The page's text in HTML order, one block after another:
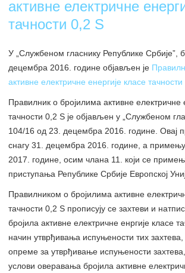
активне електричне
тачности 0,2 S
У „Службеном гласнику Републике Србије”,
децембра 2016. године објављен је
активне електричне енергије класе
Правилник о бројилима активне електричне
тачности 0,2 S је објављен у „Службеном
104/16 од 23. децембра 2016. године. Овај
снагу 31. децембра 2016. године, а
2017. године, осим члана 11. који се
приступања Републике Србије Европској
Правилником о бројилима активне
тачности 0,2 S прописују се захтеви и
бројила активне електричне енргије класе
начин утврђивања испуњености тих захтева,
опреме за утврђивање испуњености
услови оверавања бројила активне